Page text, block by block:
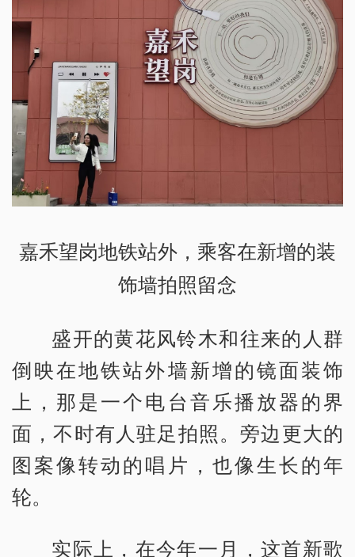
嘉禾望岗地铁站外，乘客在新增的装
饰墙拍照留念
盛开的黄花风铃木和往来的人群
倒映在地铁站外墙新增的镜面装饰
上，那是一个电台音乐播放器的界
面，不时有人驻足拍照。旁边更大的
图案像转动的唱片，也像生长的年
轮。
实际上，在今年一月，这首新歌